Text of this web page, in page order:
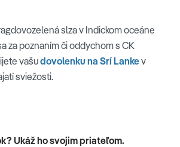
slza v Indickom oceáne
za poznaním či oddychom s CK
vašudovolenku na Srí Lankev
sviežosti.
Ukáž ho svojim priateľom.